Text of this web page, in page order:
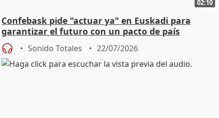
02:10
Confebask pide "actuar ya" en Euskadi para
garantizar el futuro con un pacto de país
Sonido Totales 22/07/2026